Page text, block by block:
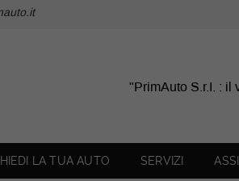
"PrimAuto S.r.I. : il
LA TUA AUTO SERVIZI